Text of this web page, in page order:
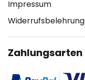
Impressum
Widerrufsbelehrung
Zahlungsarten